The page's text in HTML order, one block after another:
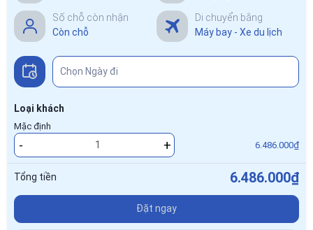
Số chỗ còn nhận
Còn chỗ
Di chuyển bằng
Máy bay - Xe du lịch
Loại khách
Mặc định
- + 6.486.000₫
Tổng tiền 6.486.000₫
Đặt ngay